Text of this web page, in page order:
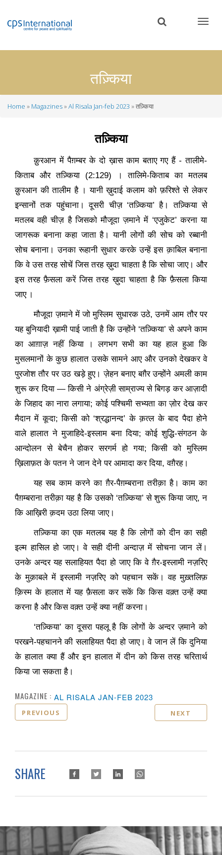
content
तज़्किया
Home Magazines Al Risala Jan-feb 2023 तज़्किया
तज़्किया
क़ुरआन में पैग़म्बर के दो ख़ास काम बताए गए हैं - तालीमे-
किताब और तज़्किया (2:129)
। तालिमे-किताब का मतलब
क़ुरआन की तालीम है । यानी ख़ुदाई कलाम को फ़रिश्ते से लेकर
इन्सानों तक पहुंचाना। दूसरी चीज़ ‘तज़्किया’है। तज़्किया से
मतलब वही चीज़ है जिसको मौजूदा ज़माने में ‘एजुकेट’करना या
जागरूक बनाना कहा जाता है। यानी लोगों की सोच को रब्बानी
सोच बनाना। उनका रूहानी सुधार करके उन्हें इस क़ाबिल बनाना
कि वे उस तरह सोचें जिस तरह ख़ुदा चाहता है कि सोचा जाए। और
इस तरह फ़ैसला करें जिस तरह ख़ुदा चाहता है कि फ़ैसला किया
जाए ।
मौजूदा ज़माने में जो मुस्लिम सुधारक उठे,उनमें आम तौर पर
यह बुनियादी ख़ामी पाई जाती है कि उन्होंने ‘तज़्किया’से अपने काम
का आग़ाज़ नहीं किया
। लगभग सभी का यह हाल हुआ कि
मुसलमानों के कुछ हालात उसके सामने आए और उनको देखकर वे
पुरजोश तौर पर उठ खड़े हुए। ज़ेहन बनाए बग़ैर उन्होंने अमली काम
शुरू कर दिया —किसी ने अंग्रेज़ी साम्राज्य से बिगड़ कर आज़ादी
के जिहाद का नारा लगाया;कोई पश्चिमी सभ्यता का ज़ोर देख कर
मैदान में कूदा;किसी को ‘श्रद्धानन्द’के क़त्ल के बाद पैदा होने
वाले हालात ने मुजाहिदे-इस्लाम बना दिया;कोई शुद्धि-संगठन के
आन्दोलन से बेचैन होकर सरगर्म हो गया;किसी को मुस्लिम
ख़िलाफ़त के पतन ने जान देने पर आमादा कर दिया, वग़ैरह।
यह सब काम करने का ग़ैर-पैग़म्बराना तरीक़ा है। काम का
पैग़म्बराना तरीक़ा यह है कि उसको ‘तज़्किया’से शुरू किया जाए, न
कि आख़िरी क़दम उठा लिया जाए।
तज़्किया का एक मतलब यह है कि लोगों को दीन का सही
इल्म हासिल हो जाए। वे सही दीनी अन्दाज़ में सोचना जान लें।
उनके अन्दर यह सलाहियत पैदा हो जाए कि वे ग़ैर-इस्लामी नज़रिए
के मुक़ाबले में इस्लामी नज़रिए को पहचान सकें। वह मुख़्तलिफ़
क़िस्म के हालात में यह फ़ैसला कर सकें कि किस वक़्त उन्हें क्या
करना है और किस वक़्त उन्हें क्या नहीं करना।
‘तज़्किया’का दूसरा पहलू है कि लोगों के अन्दर ज़माने को
परखने-पहचानने की सलाहियत पैदा हो जाए। वे जान लें कि दुनिया
के हालात क्या हैं और इन हालात में दीन को किस तरह चरितार्थ
किया जा सकता है।
MAGAZINE : AL RISALA JAN-FEB 2023
PREVIOUS NEXT
SHARE